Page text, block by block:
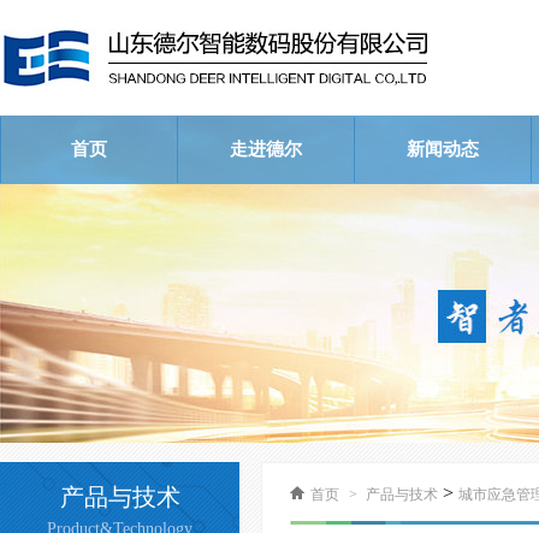
首页 走进德尔
公司简介
荣誉资质
企业文化
新闻动态
公司新闻
行业新闻
视频中心
产品与技术
Product&Technology
首页 > 产品与技术 > 城市应急管